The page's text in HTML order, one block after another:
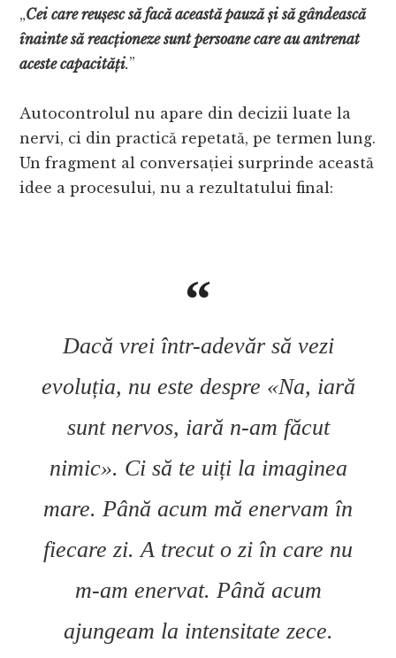
„Cei care reușesc să facă această pauză și să gândească
înainte să reacționeze sunt persoane care au antrenat
aceste capacități.”
Autocontrolul nu apare din decizii luate la
nervi, ci din practică repetată, pe termen lung.
Un fragment al conversației surprinde această
idee a procesului, nu a rezultatului final:
Dacă vrei într-adevăr să vezi
evoluția, nu este despre «Na, iară
sunt nervos, iară n-am făcut
nimic». Ci să te uiți la imaginea
mare. Până acum mă enervam în
fiecare zi. A trecut o zi în care nu
m-am enervat. Până acum
ajungeam la intensitate zece.